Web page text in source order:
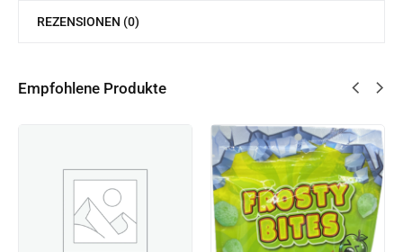
REZENSIONEN (0)
Empfohlene Produkte